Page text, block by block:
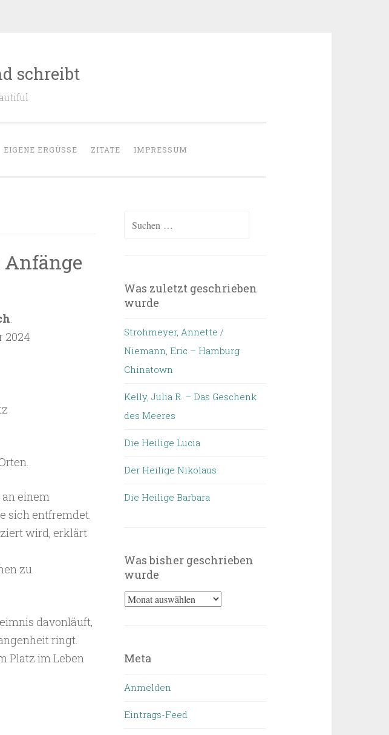
schreibt
EIGENE ERGÜSSE ZITATE IMPRESSUM
Anfänge
:
2024
einem
sich entfremdet.
wird, erklärt
zu
davonläuft,
ringt.
Platz im Leben
Suchen
Was zuletzt geschrieben
wurde
Strohmeyer, Annette /
Niemann, Eric – Hamburg
Chinatown
Kelly, Julia R. – Das Geschenk
des Meeres
Die Heilige Lucia
Der Heilige Nikolaus
Die Heilige Barbara
Was bisher geschrieben
wurde
Was
wurde
Meta
Anmelden
Eintrags-Feed